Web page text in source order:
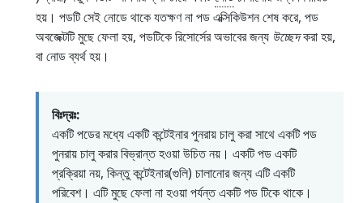
হয়। পডটি সেই নোডে থাকে যতক্ষণ না পড এক্সিকিউশন শেষ করে, পড
অবজেক্টটি মুছে ফেলা হয়, পডটিকে রিসোর্সের অভাবের জন্য উচ্ছেদকরা হয়,
বা নোড ব্যর্থ হয়।
বিঃদ্রঃ:
একটি পডের মধ্যে একটি কন্টেইনার পুনরায় চালু করা সাথে একটি পড
পুনরায় চালু করার বিভ্রান্ত হওয়া উচিত নয়। একটি পড একটি
প্রক্রিয়া নয়, কিন্তু কন্টেইনার(গুলি) চালানোর জন্য এটি একটি
পরিবেশ। এটি মুছে ফেলা না হওয়া পর্যন্ত একটি পড টিকে থাকে।